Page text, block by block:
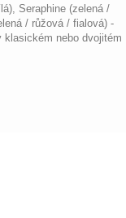
Seraphine (zelená /
/ růžová / fialová) -
klasickém nebo dvojitém